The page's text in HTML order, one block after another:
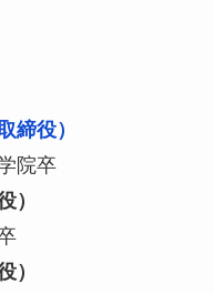
締役）
卒
）
）